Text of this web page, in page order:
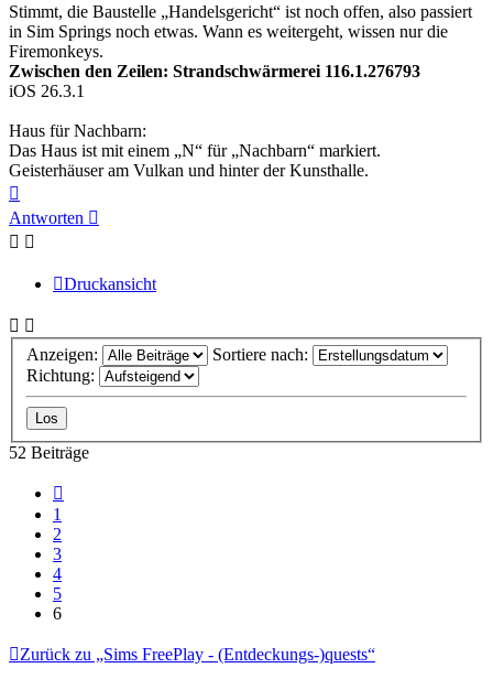
Stimmt, die Baustelle „Handelsgericht“ ist noch offen, also passiert
in Sim Springs noch etwas. Wann es weitergeht, wissen nur die
Firemonkeys.
Zwischen den Zeilen: Strandschwärmerei 116.1.276793
iOS 26.3.1
Haus für Nachbarn:
Das Haus ist mit einem „N“ für „Nachbarn“ markiert.
Geisterhäuser am Vulkan und hinter der Kunsthalle.
oben
Antworten
Druckansicht
Anzeigen:
Sortiere nach:
Richtung:
52 Beiträge
1
2
3
4
5
6
Zurück zu „Sims FreePlay - (Entdeckungs-)quests“